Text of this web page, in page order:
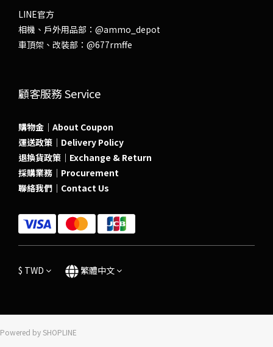
LINE官方
相機、戶外用品部： @ammo_depot
車頂架、改裝部： @677rmffe
顧客服務 Service
購物金｜About Coupon
運送政策｜Delivery Policy
退換貨政策｜Exchange & Return
採購業務｜Procurement
聯絡我們｜Contact Us
$ TWD 繁體中文
Powered by SHOPLINE